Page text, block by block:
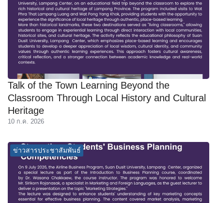
Talk of the Town Learning Beyond the
Classroom Through Local History and Cultural
Heritage
10 ก.ค. 2026
ข่าวสารประชาสัมพันธ์